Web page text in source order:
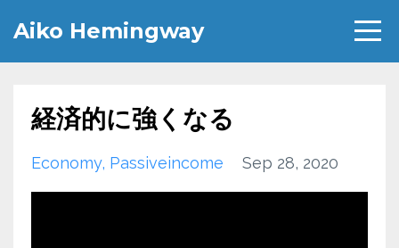
Aiko Hemingway
経済的に強くなる
Economy Passiveincome Sep 28, 2020